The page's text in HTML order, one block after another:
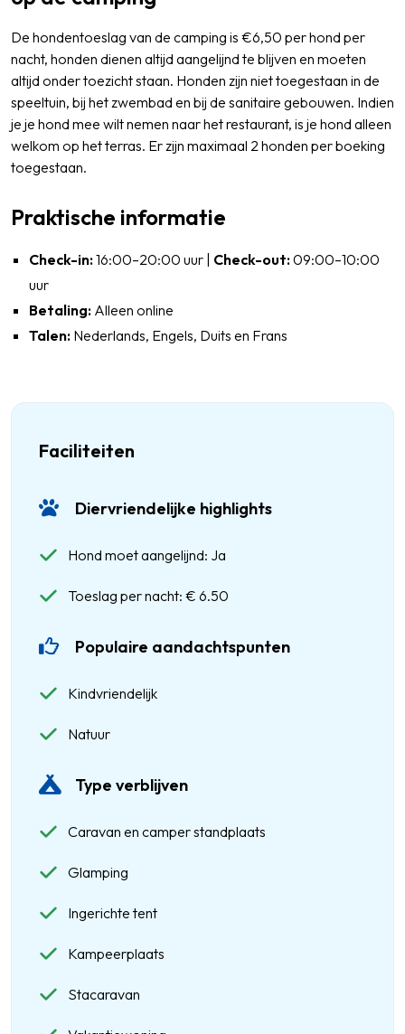
De hondentoeslag van de camping is €6,50 per hond per
nacht, honden dienen altijd aangelijnd te blijven en moeten
altijd onder toezicht staan. Honden zijn niet toegestaan in de
speeltuin, bij het zwembad en bij de sanitaire gebouwen. Indien
je je hond mee wilt nemen naar het restaurant, is je hond alleen
welkom op het terras. Er zijn maximaal 2 honden per boeking
toegestaan.
Praktische informatie
Check-in:16:00–20:00 uur | Check-out:09:00–10:00
uur
Betaling: Alleen online
Talen: Nederlands, Engels, Duits en Frans
Faciliteiten
Diervriendelijke highlights
Hond moet aangelijnd: Ja
Toeslag per nacht: € 6.50
Populaire aandachtspunten
Kindvriendelijk
Natuur
Type verblijven
Caravan en camper standplaats
Glamping
Ingerichte tent
Kampeerplaats
Stacaravan